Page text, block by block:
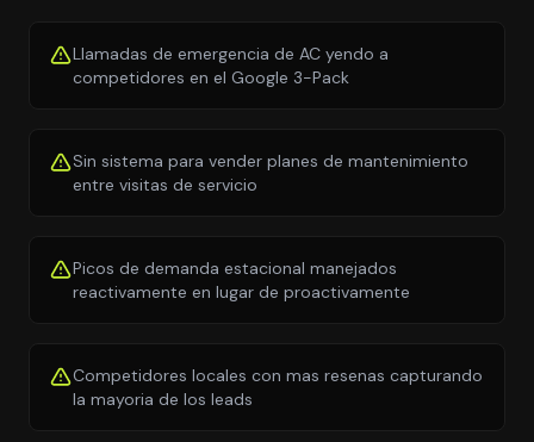
Llamadas de emergencia de AC yendo a
competidores en el Google 3-Pack
Sin sistema para vender planes de mantenimiento
entre visitas de servicio
Picos de demanda estacional manejados
reactivamente en lugar de proactivamente
Competidores locales con mas resenas capturando
la mayoria de los leads